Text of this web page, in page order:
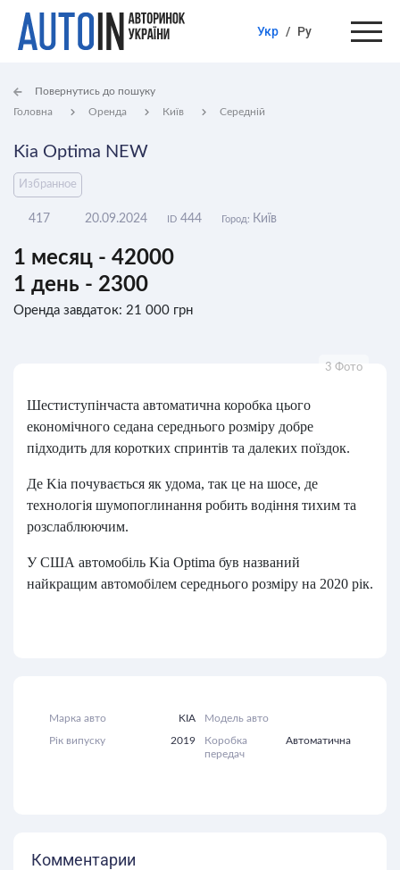
Укр / Ру
Головна Оренда Київ Середній
Повернутись до пошуку
Kia Optima NEW
Избранное
417 20.09.2024 ID 444 Город: Київ
1 месяц - 42000
1 день - 2300
Оренда завдаток: 21 000 грн
3 Фото
Шестиступінчаста автоматична коробка цього
економічного седана середнього розміру добре
підходить для коротких спринтів та далеких поїздок.
Де Kia почувається як удома, так це на шосе, де
технологія шумопоглинання робить водіння тихим та
розслаблюючим.
У США автомобіль Kia Optima був названий
найкращим автомобілем середнього розміру на 2020 рік.
Марка авто KIA Модель авто
Рік випуску 2019
Коробка
передач
Автоматична
Комментарии